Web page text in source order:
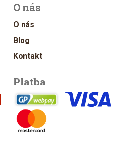
O nás
O nás
Blog
Kontakt
Platba